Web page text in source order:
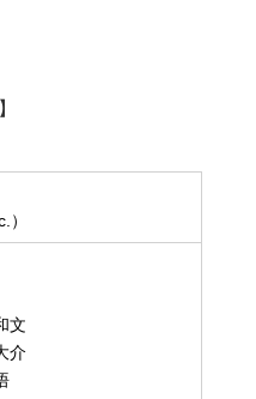
文